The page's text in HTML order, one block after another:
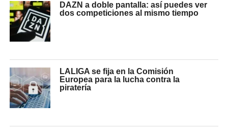
DAZN a doble pantalla: así puedes ver
dos competiciones al mismo tiempo
LALIGA se fija en la Comisión
Europea para la lucha contra la
piratería